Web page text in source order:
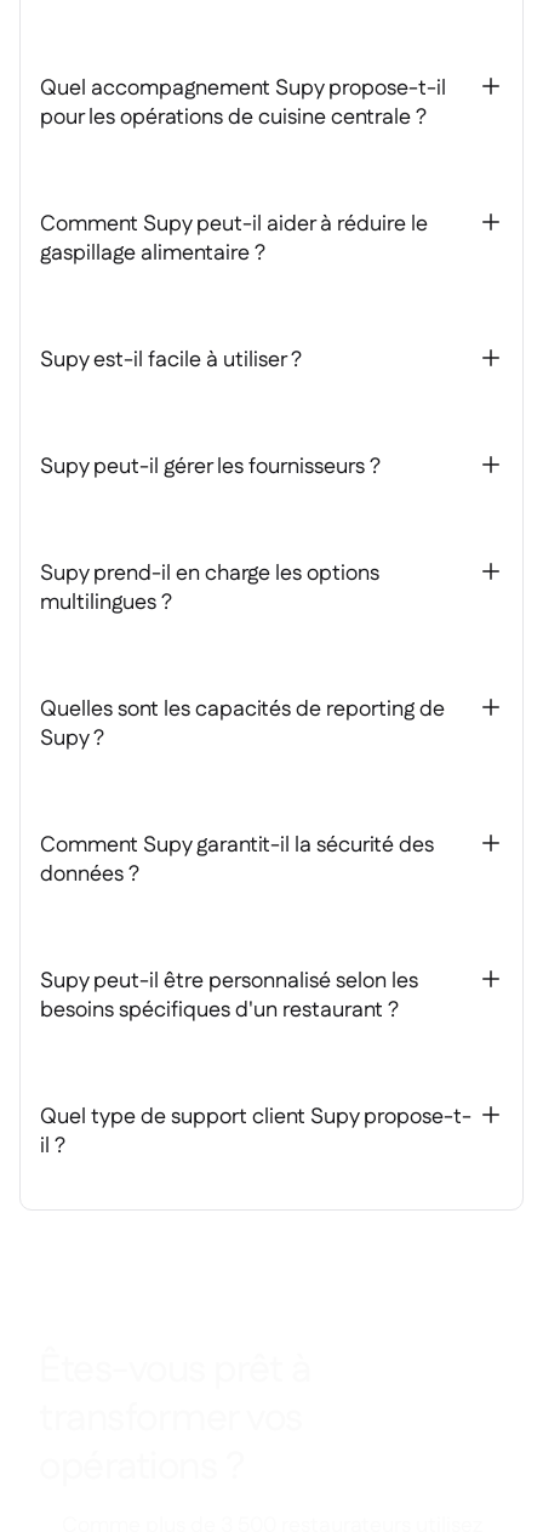
Quel accompagnement Supy propose-t-il
pour les opérations de cuisine centrale ?
+
Comment Supy peut-il aider à réduire le
gaspillage alimentaire ?
+
Supy est-il facile à utiliser ? +
Supy peut-il gérer les fournisseurs ? +
Supy prend-il en charge les options
multilingues ?
+
Quelles sont les capacités de reporting de
Supy ?
+
Comment Supy garantit-il la sécurité des
données ?
+
Supy peut-il être personnalisé selon les
besoins spécifiques d'un restaurant ?
+
Quel type de support client Supy propose-t-
il ?
+